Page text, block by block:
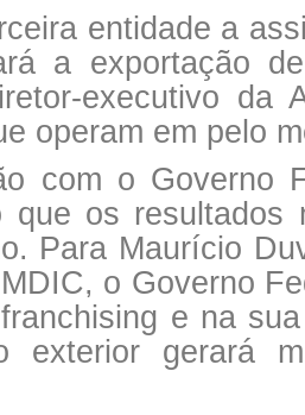
entidade a
a exportação
executivo
operam em pelo
com o Governo
que os resultados
Para Maurício
o Governo
e na
exterior gerará